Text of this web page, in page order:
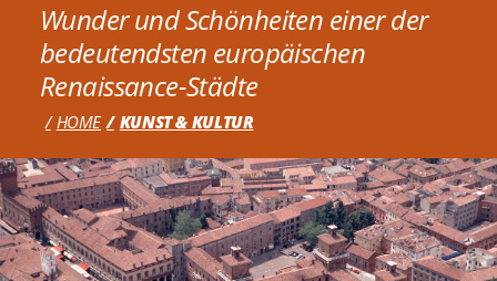
Wunder und Schönheiten einer der
bedeutendsten europäischen
Renaissance-Städte
HOME KUNST & KULTUR